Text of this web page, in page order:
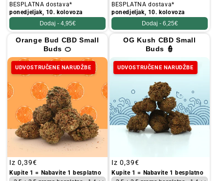
BESPLATNA dostava*
ponedjeljak, 10. kolovoza
Dodaj - 4,95€
BESPLATNA dostava*
ponedjeljak, 10. kolovoza
Dodaj - 6,25€
Orange Bud CBD Small
Buds 🍊
UDVOSTRUČENE NARUDŽBE
Redovna
cijena
Iz 0,39€
Kupite 1 = Nabavite 1 besplatno
OG Kush CBD Small
Buds 👮
UDVOSTRUČENE NARUDŽBE
Redovna
cijena
Iz 0,39€
Kupite 1 = Nabavite 1 besplatno